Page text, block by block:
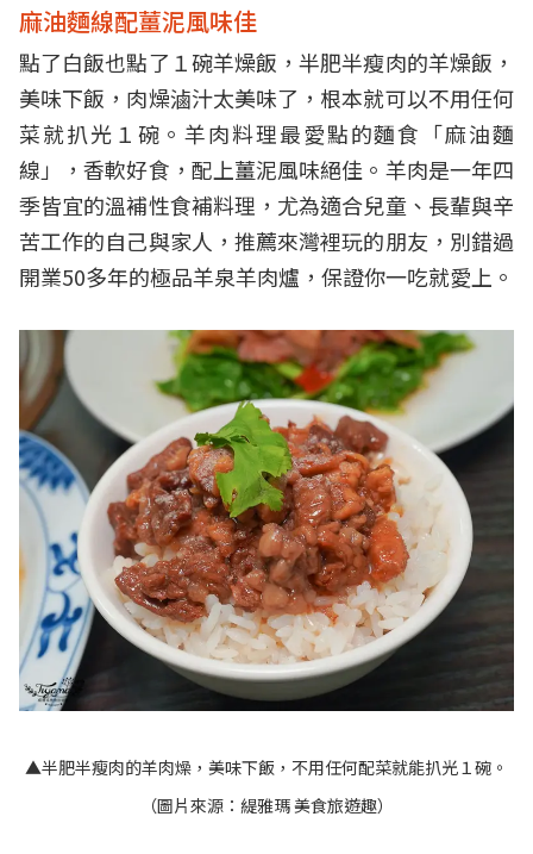
麻油麵線配薑泥風味佳
點了白飯也點了１碗羊燥飯，半肥半瘦肉的羊燥飯，
美味下飯，肉燥滷汁太美味了，根本就可以不用任何
菜就扒光１碗。羊肉料理最愛點的麵食「麻油麵
線」，香軟好食，配上薑泥風味絕佳。羊肉是一年四
季皆宜的溫補性食補料理，尤為適合兒童、長輩與辛
苦工作的自己與家人，推薦來灣裡玩的朋友，別錯過
開業50多年的極品羊泉羊肉爐，保證你一吃就愛上。
▲半肥半瘦肉的羊肉燥，美味下飯，不用任何配菜就能扒光１碗。
（圖片來源： 緹雅瑪 美食旅遊趣）